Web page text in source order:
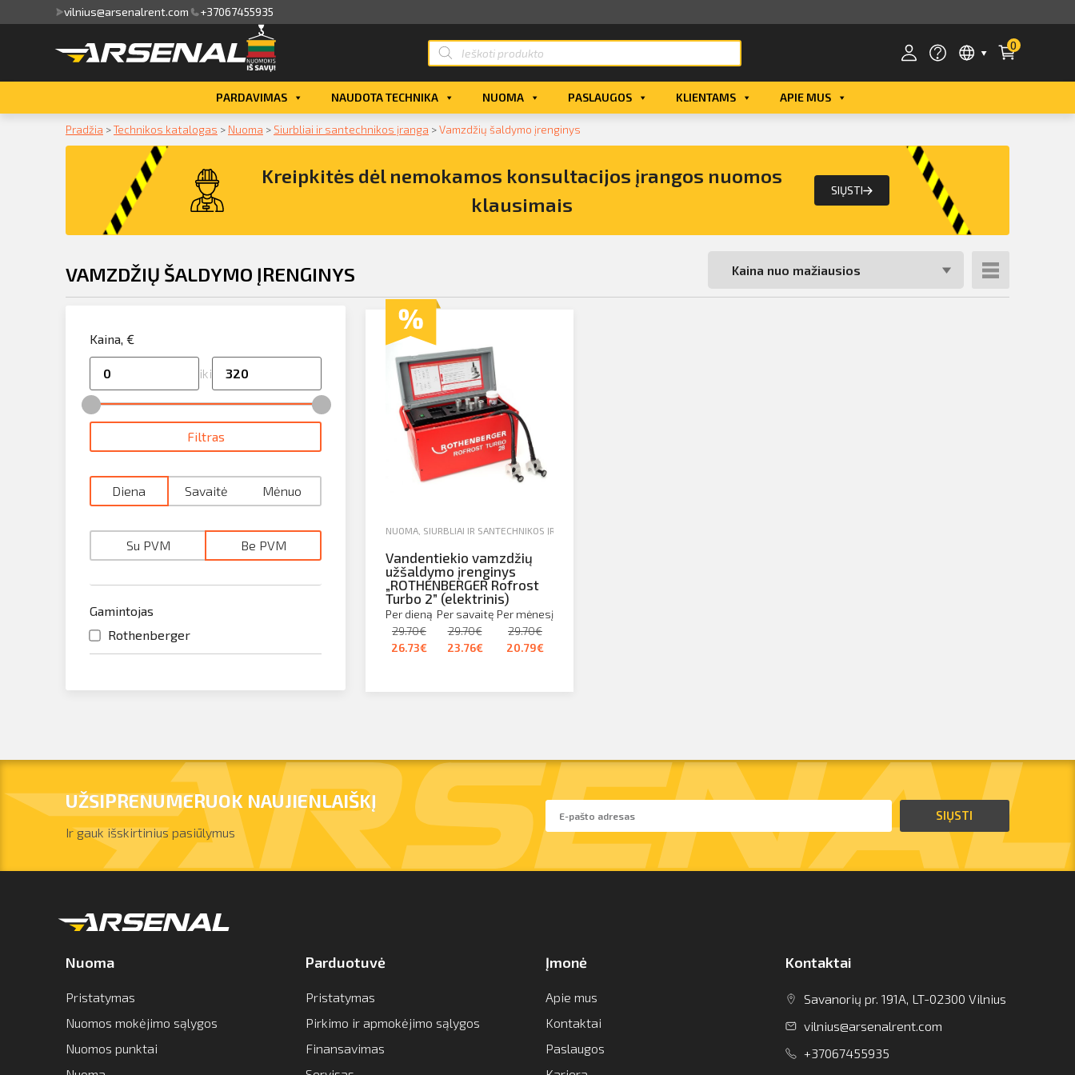
vilnius@arsenalrent.com +37067455935
0
faktūros, važtaraščiai
atlikumi objektos
sąrašas
limito likutis
informacija
ID card
Mobile ID
PARDAVIMAS NAUDOTA TECHNIKA NUOMA PASLAUGOS KLIENTAMS APIE MUS
Pradžia >Technikos katalogas > Nuoma > Siurbliai ir santechnikos įranga >Vamzdžių šaldymo įrenginys
Kreipkitės dėl nemokamos konsultacijos įrangos nuomos
klausimais
SIŲSTI
Kreipkitės dėl konsultacijos įrangos nuomos
VAMZDŽIŲ ŠALDYMO ĮRENGINYS
Kaina, €
iki
Filtras
Diena Savaitė Mėnuo
Su PVM Be PVM
Gamintojas
Rothenberger
NUOMA SIURBLIAI IR SANTECHNIKOS ĮRANGA
Vandentiekio vamzdžių
užšaldymo įrenginys
„ROTHENBERGER Rofrost
Turbo 2” (elektrinis)
Per dieną
29.70€
26.73€
Per savaitę
29.70€
23.76€
Per mėnesį
29.70€
20.79€
UŽSIPRENUMERUOK NAUJIENLAIŠKĮ
Ir gauk išskirtinius pasiūlymus
SIŲSTI
Nuoma
Pristatymas
Nuomos mokėjimo sąlygos
Nuomos punktai
Parduotuvė
Pristatymas
Pirkimo ir apmokėjimo sąlygos
Finansavimas
Įmonė
Apie mus
Kontaktai
Paslaugos
Kontaktai
Savanorių pr. 191A, LT-02300 Vilnius
vilnius@arsenalrent.com
+37067455935